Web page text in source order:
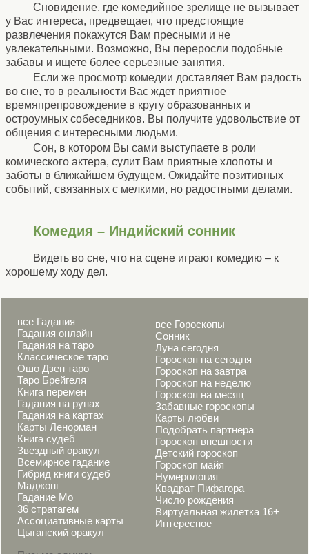
Сновидение, где комедийное зрелище не вызывает
у Вас интереса, предвещает, что предстоящие
развлечения покажутся Вам пресными и не
увлекательными. Возможно, Вы переросли подобные
забавы и ищете более серьезные занятия.
Если же просмотр комедии доставляет Вам радость
во сне, то в реальности Вас ждет приятное
времяпрепровождение в кругу образованных и
остроумных собеседников. Вы получите удовольствие от
общения с интересными людьми.
Сон, в котором Вы сами выступаете в роли
комического актера, сулит Вам приятные хлопоты и
заботы в ближайшем будущем. Ожидайте позитивных
событий, связанных с мелкими, но радостными делами.
Комедия – Индийский сонник
Видеть во сне, что на сцене играют комедию – к
хорошему ходу дел.
все Гадания
Гадания онлайн
Гадания на таро
Классическое таро
Ошо Дзен таро
Таро Брейгеля
Книга перемен
Гадания на рунах
Гадания на картах
Карты Ленорман
Книга судеб
Звездный оракул
Всемирное гадание
Гибрид книги судеб
Маджонг
Гадание Мо
36 стратагем
Ассоциативные карты
Цыганский оракул
все Гороскопы
Сонник
Луна сегодня
Гороскоп на сегодня
Гороскоп на завтра
Гороскоп на неделю
Гороскоп на месяц
Забавные гороскопы
Карты любви
Подобрать партнера
Гороскоп внешности
Детский гороскоп
Гороскоп майя
Нумерология
Квадрат Пифагора
Число рождения
Виртуальная жилетка 16+
Интересное